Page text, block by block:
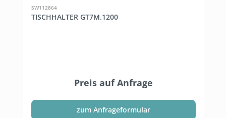
SW112864
TISCHHALTER GT7M.1200
Preis auf Anfrage
zum Anfrageformular